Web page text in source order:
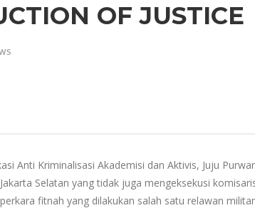
OF JUSTICE
Anti Kriminalisasi Akademisi dan Aktivis, Juju
Selatan yang tidak juga mengeksekusi
fitnah yang dilakukan salah satu relawan